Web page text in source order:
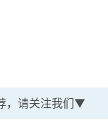
，请关注我们▼